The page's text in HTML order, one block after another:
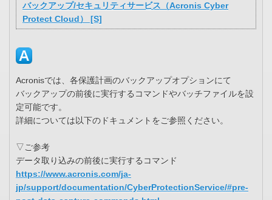
バックアップ/セキュリティサービス（Acronis Cyber
Protect Cloud） [S]
Acronisでは、各保護計画のバックアップオプションにて
バックアップの前後に実行するコマンドやバッチファイルを設
定可能です。
詳細については以下のドキュメントをご参照ください。
▽ご参考
データ取り込みの前後に実行するコマンド
https://www.acronis.com/ja-
jp/support/documentation/CyberProtectionService/#pre-